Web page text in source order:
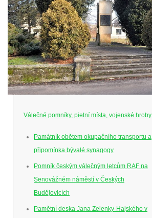
Válečné pomníky, pietní místa, vojenské hroby
Památník obětem okupačního transportu a
připomínka bývalé synagogy
Pomník českým válečným letcům RAF na
Senovážném náměstí v Českých
Budějovicích
Pamětní deska Jana Zelenky-Hajského v